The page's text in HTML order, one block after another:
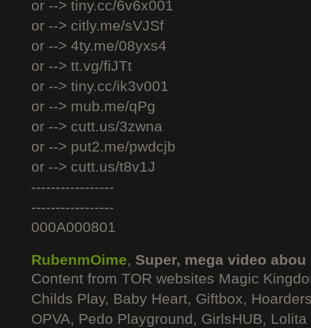
or --> tiny.cc/6v6x001
or --> citly.me/sVJSf
or --> 4ty.me/08yxs4
or --> tt.vg/fiJTt
or --> tiny.cc/ik3v001
or --> mub.me/qPg
or --> cutt.us/3zwna
or --> put2.me/pwdcjb
or --> cutt.us/t8v1J
-----------------
-----------------
000A000801
RubenmOime, Super, mega video abou
Content from TOR websites Magic
Childs Play, Baby Heart, Giftbox,
OPVA, Pedo Playground, GirlsHUB, Lolita